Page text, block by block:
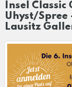
Insel
Uhyst/
Lausitz